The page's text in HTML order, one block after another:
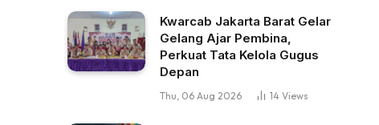
Kwarcab Jakarta Barat Gelar
Gelang Ajar Pembina,
Perkuat Tata Kelola Gugus
Depan
Thu, 06 Aug 2026 14 Views